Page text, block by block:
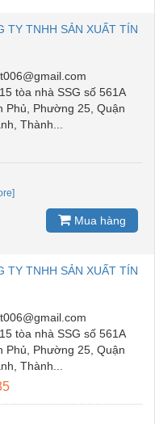
TY TNHH SẢN XUẤT TÍN
tòa nhà SSG số 561A
Phủ, Phường 25, Quận
Thành...
Mua hàng
TY TNHH SẢN XUẤT TÍN
tòa nhà SSG số 561A
Phủ, Phường 25, Quận
Thành...